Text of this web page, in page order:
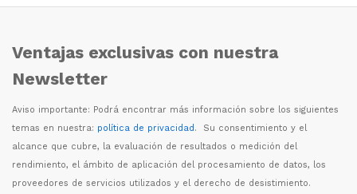
Ventajas exclusivas con nuestra
Newsletter
Aviso importante: Podrá encontrar más información sobre los siguientes
temas en nuestra: política de privacidad. Su consentimiento y el
alcance que cubre, la evaluación de resultados o medición del
rendimiento, el ámbito de aplicación del procesamiento de datos, los
proveedores de servicios utilizados y el derecho de desistimiento.